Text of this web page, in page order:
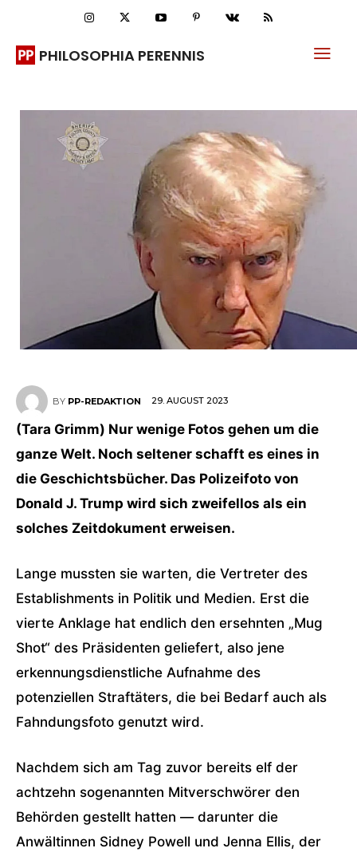
PHILOSOPHIA PERENNIS
BY PP-REDAKTION 29. AUGUST 2023
(Tara Grimm) Nur wenige Fotos gehen um die
ganze Welt. Noch seltener schafft es eines in
die Geschichtsbücher. Das Polizeifoto von
Donald J. Trump wird sich zweifellos als ein
solches Zeitdokument erweisen.
Lange mussten sie warten, die Vertreter des
Establishments in Politik und Medien. Erst die
vierte Anklage hat endlich den ersehnten „Mug
Shot“ des Präsidenten geliefert, also jene
erkennungsdienstliche Aufnahme des
potenziellen Straftäters, die bei Bedarf auch als
Fahndungsfoto genutzt wird.
Nachdem sich am Tag zuvor bereits elf der
achtzehn sogenannten Mitverschwörer den
Behörden gestellt hatten — darunter die
Anwältinnen Sidney Powell und Jenna Ellis, der